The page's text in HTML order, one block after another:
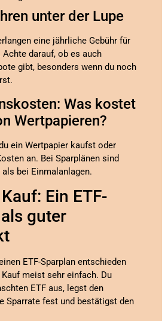
unter der Lupe
eine jährliche Gebühr für
darauf, ob es auch
gibt, besonders wenn du noch
Was kostet
Wertpapieren?
ein Wertpapier kaufst oder
an. Bei Sparplänen sind
bei Einmalanlagen.
Ein ETF-
guter
ETF-Sparplan entschieden
meist sehr einfach. Du
ETF aus, legst den
Sparrate fest und bestätigst den